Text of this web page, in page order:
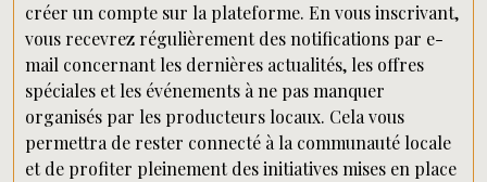
créer un compte sur la plateforme. En vous inscrivant,
vous recevrez régulièrement des notifications par e-
mail concernant les dernières actualités, les offres
spéciales et les événements à ne pas manquer
organisés par les producteurs locaux. Cela vous
permettra de rester connecté à la communauté locale
et de profiter pleinement des initiatives mises en place